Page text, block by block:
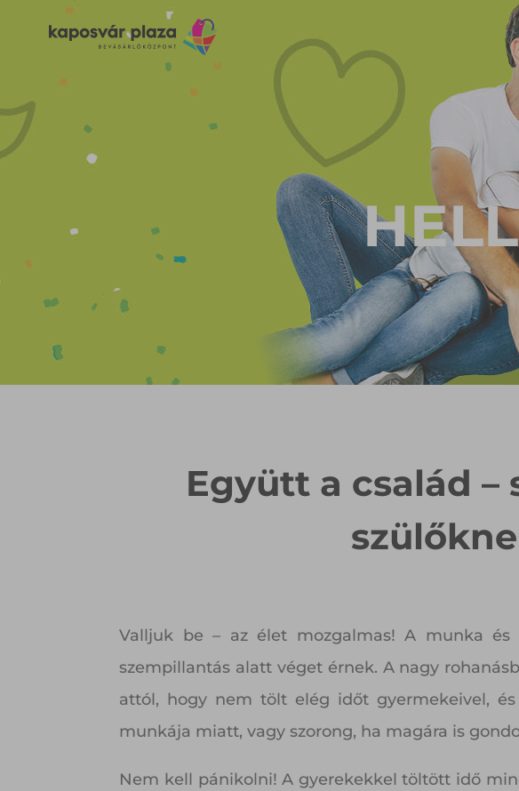
Együtt a család
Valljuk be – az élet mozgalmas! A munka
szempillantás alatt véget érnek. A nagy
attól, hogy nem tölt elég időt gyermekeivel,
munkája miatt, vagy szorong, ha magára is
Nem kell pánikolni! A gyerekekkel töltött idő